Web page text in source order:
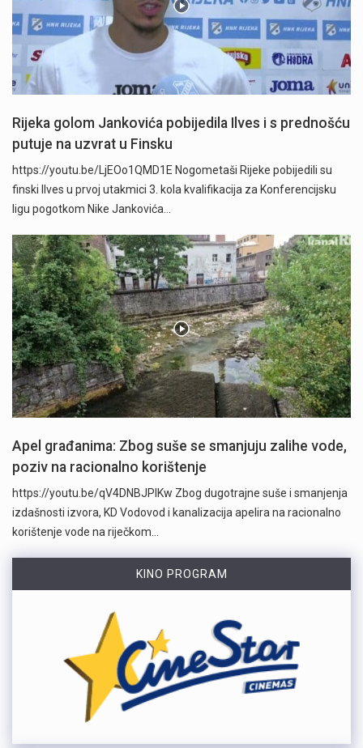
Rijeka golom Jankovića pobijedila Ilves i s prednošću
putuje na uzvrat u Finsku
https://youtu.be/LjEOo1QMD1E Nogometaši Rijeke pobijedili su
finski Ilves u prvoj utakmici 3. kola kvalifikacija za Konferencijsku
ligu pogotkom Nike Jankovića…
Apel građanima: Zbog suše se smanjuju zalihe vode,
poziv na racionalno korištenje
https://youtu.be/qV4DNBJPlKw Zbog dugotrajne suše i smanjenja
izdašnosti izvora, KD Vodovod i kanalizacija apelira na racionalno
korištenje vode na riječkom…
KINO PROGRAM